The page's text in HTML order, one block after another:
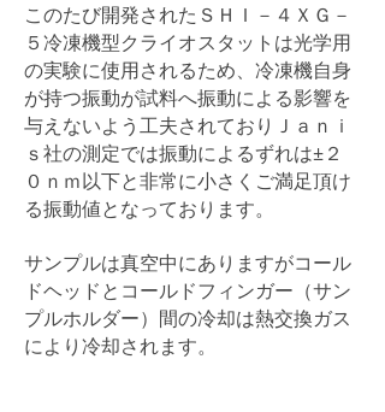
このたび開発されたＳＨＩ－４ＸＧ－
５冷凍機型クライオスタットは光学用
の実験に使用されるため、冷凍機自身
が持つ振動が試料へ振動による影響を
与えないよう工夫されておりＪａｎｉ
ｓ社の測定では振動によるずれは±２
０ｎｍ以下と非常に小さくご満足頂け
る振動値となっております。
サンプルは真空中にありますがコール
ドヘッドとコールドフィンガー（サン
プルホルダー）間の冷却は熱交換ガス
により冷却されます。